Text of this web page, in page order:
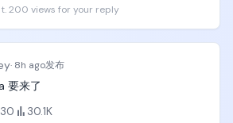
文本摘要或回答，不会把整个聊天记录
200 views for your reply
· 8h ago发布
要来了
30 30.1K